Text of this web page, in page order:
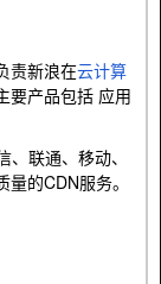
责新浪在云计算
要产品包括 应用
联通、移动、
的CDN服务。